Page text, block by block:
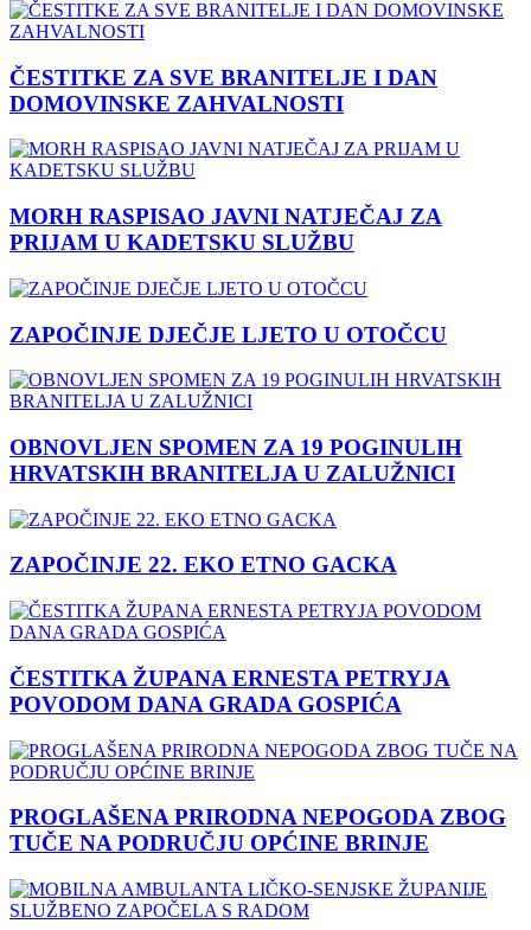
ČESTITKE ZA SVE BRANITELJE I DAN
DOMOVINSKE ZAHVALNOSTI
MORH RASPISAO JAVNI NATJEČAJ ZA
PRIJAM U KADETSKU SLUŽBU
ZAPOČINJE DJEČJE LJETO U OTOČCU
OBNOVLJEN SPOMEN ZA 19 POGINULIH
HRVATSKIH BRANITELJA U ZALUŽNICI
ZAPOČINJE 22. EKO ETNO GACKA
ČESTITKA ŽUPANA ERNESTA PETRYJA
POVODOM DANA GRADA GOSPIĆA
PROGLAŠENA PRIRODNA NEPOGODA ZBOG
TUČE NA PODRUČJU OPĆINE BRINJE